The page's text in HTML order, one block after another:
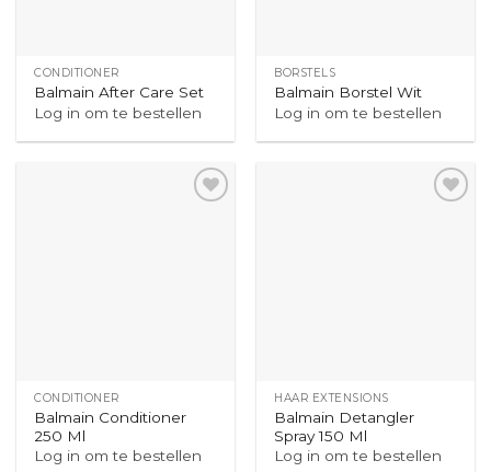
CONDITIONER
Balmain After Care Set
Log in om te bestellen
BORSTELS
Balmain Borstel Wit
Log in om te bestellen
CONDITIONER
Balmain Conditioner
250 Ml
Log in om te bestellen
HAAR EXTENSIONS
Balmain Detangler
Spray 150 Ml
Log in om te bestellen